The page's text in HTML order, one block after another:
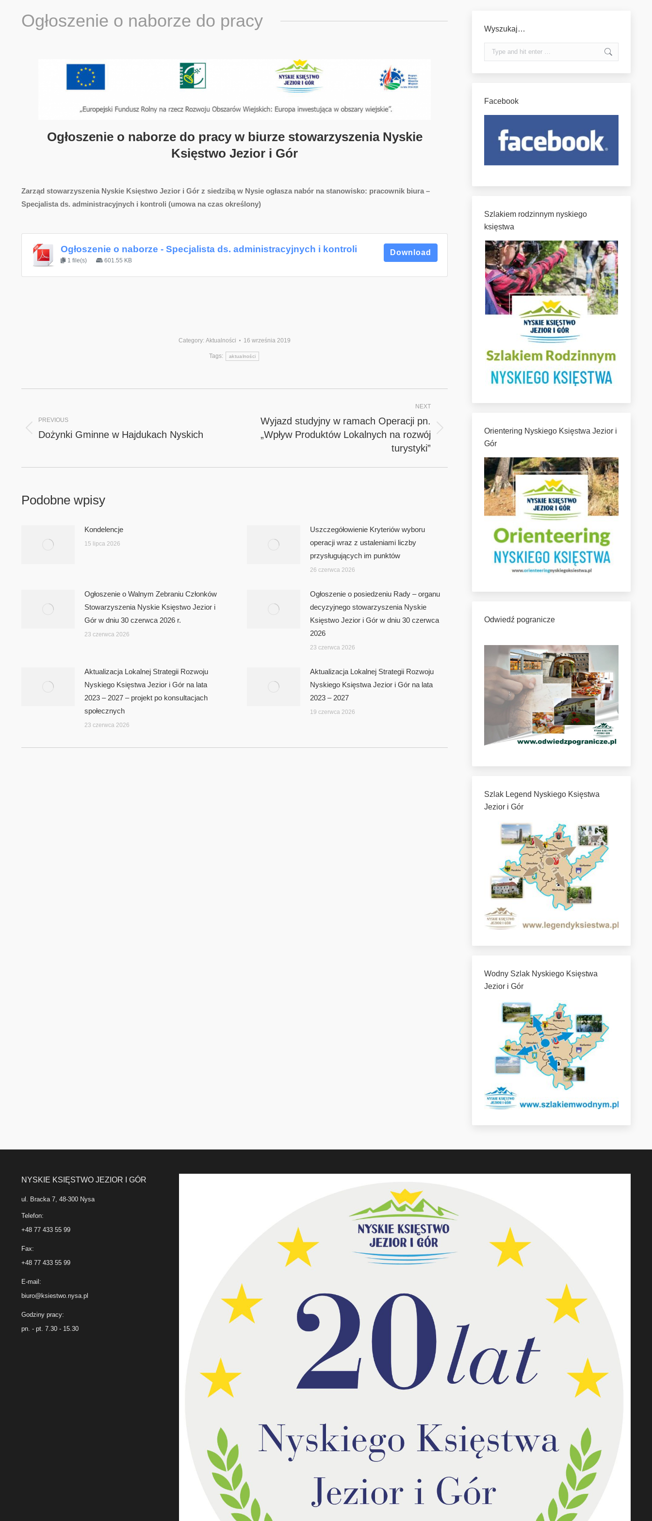
Ogłoszenie o naborze do pracy
Ogłoszenie o naborze do pracy w biurze stowarzyszenia Nyskie
Księstwo Jezior i Gór
Zarząd stowarzyszenia Nyskie Księstwo Jezior i Gór z siedzibą w Nysie ogłasza nabór na stanowisko: pracownik biura –
Specjalista ds. administracyjnych i kontroli (umowa na czas określony)
Ogłoszenie o naborze - Specjalista ds. administracyjnych i kontroli
1 file(s) 601.55 KB
Download
Category:Aktualności 16 września 2019
Tags: aktualności
navigation
PREVIOUS
Previous
Dożynki Gminne w Hajdukach Nyskich
NEXT
Wyjazd studyjny w ramach Operacji pn.
„Wpływ Produktów Lokalnych na rozwój
turystyki”
Podobne wpisy
Kondelencje
15 lipca 2026
Uszczegółowienie Kryteriów wyboru
operacji wraz z ustaleniami liczby
przysługujących im punktów
26 czerwca 2026
Ogłoszenie o Walnym Zebraniu Członków
Stowarzyszenia Nyskie Księstwo Jezior i
Gór w dniu 30 czerwca 2026 r.
23 czerwca 2026
Ogłoszenie o posiedzeniu Rady – organu
decyzyjnego stowarzyszenia Nyskie
Księstwo Jezior i Gór w dniu 30 czerwca
2026
23 czerwca 2026
Aktualizacja Lokalnej Strategii Rozwoju
Nyskiego Księstwa Jezior i Gór na lata
2023 – 2027 – projekt po konsultacjach
społecznych
23 czerwca 2026
Aktualizacja Lokalnej Strategii Rozwoju
Nyskiego Księstwa Jezior i Gór na lata
2023 – 2027
19 czerwca 2026
Wyszukaj…
Search:
Facebook
Szlakiem rodzinnym nyskiego
księstwa
Orientering Nyskiego Księstwa Jezior i
Gór
Odwiedź pogranicze
Szlak Legend Nyskiego Księstwa
Jezior i Gór
Wodny Szlak Nyskiego Księstwa
Jezior i Gór
NYSKIE KSIĘSTWO JEZIOR I GÓR
ul. Bracka 7, 48-300 Nysa
Telefon:
+48 77 433 55 99
Fax:
+48 77 433 55 99
E-mail:
biuro@ksiestwo.nysa.pl
Godziny pracy:
pn. - pt. 7.30 - 15.30